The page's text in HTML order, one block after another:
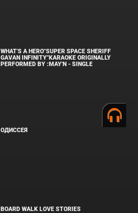
WHAT'S A HERO"SUPER SPACE SHERIFF
GAVAN INFINITY"KARAOKE ORIGINALLY
PERFORMED BY :MAY'N - SINGLE
ОДИССЕЯ
BOARD WALK LOVE STORIES